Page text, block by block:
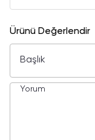
Ürünü Değerlendir